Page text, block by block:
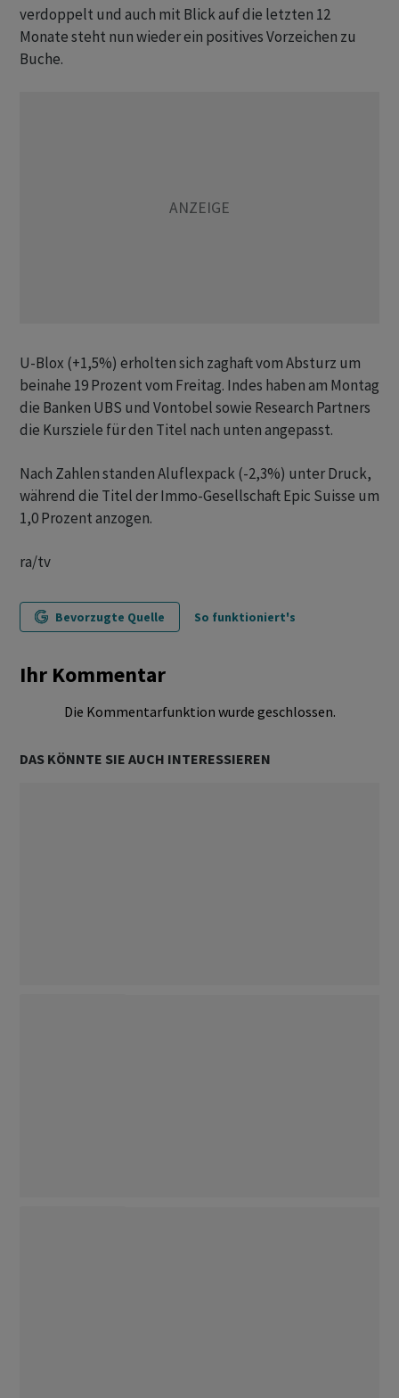
verdoppelt und auch mit Blick auf die letzten 12
Monate steht nun wieder ein positives Vorzeichen zu
Buche.
U-Blox (+1,5%) erholten sich zaghaft vom Absturz um
beinahe 19 Prozent vom Freitag. Indes haben am Montag
die Banken UBS und Vontobel sowie Research Partners
die Kursziele für den Titel nach unten angepasst.
Nach Zahlen standen Aluflexpack (-2,3%) unter Druck,
während die Titel der Immo-Gesellschaft Epic Suisse um
1,0 Prozent anzogen.
ra/tv
Bevorzugte Quelle So funktioniert's
Ihr Kommentar
Die Kommentarfunktion wurde geschlossen.
DAS KÖNNTE SIE AUCH INTERESSIEREN